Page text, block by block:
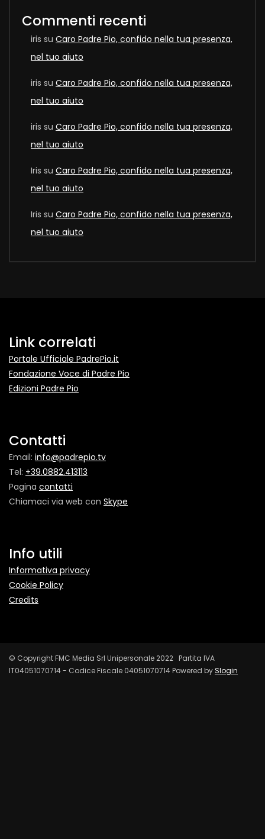
Commenti recenti
iris su Caro Padre Pio, confido nella tua presenza,
nel tuo aiuto
iris su Caro Padre Pio, confido nella tua presenza,
nel tuo aiuto
iris su Caro Padre Pio, confido nella tua presenza,
nel tuo aiuto
Iris su Caro Padre Pio, confido nella tua presenza,
nel tuo aiuto
Iris su Caro Padre Pio, confido nella tua presenza,
nel tuo aiuto
Link correlati
Portale Ufficiale PadrePio.it
Fondazione Voce di Padre Pio
Edizioni Padre Pio
Contatti
Email: info@padrepio.tv
Tel: +39.0882.413113
Pagina contatti
Chiamaci via web con Skype
Info utili
Informativa privacy
Cookie Policy
Credits
© Copyright FMC Media Srl Unipersonale 2022 Partita IVA
IT04051070714 - Codice Fiscale 04051070714 Powered bySlogin